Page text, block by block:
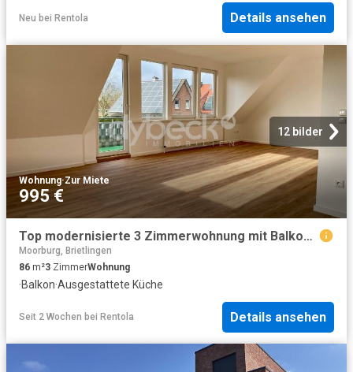
Neu bei Rentola Details ansehen
12 bilder
Wohnung·Zur Miete
995 €
Top modernisierte 3 Zimmerwohnung mit Balkon in freundlichem Wohngebiet
Moorburg, Brietlingen
86 m²3 ZimmerWohnung
·Balkon·Ausgestattete Küche
Seit 2 Wochen bei Rentola Details ansehen